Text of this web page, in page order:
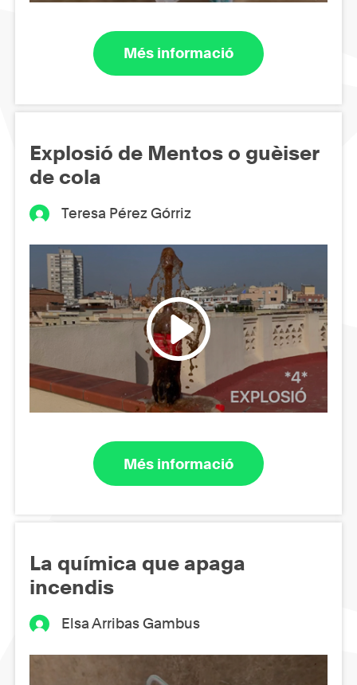
Més informació
Explosió de Mentos o guèiser
de cola
Teresa Pérez Górriz
Més informació
La química que apaga
incendis
Elsa Arribas Gambus